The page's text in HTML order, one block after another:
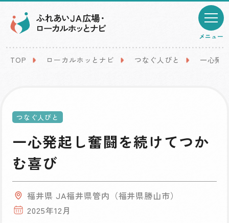
メニュー
TOP ローカルホッとナビ つなぐ人びと 一心発
つなぐ人びと
一心発起し奮闘を続けてつか
む喜び
福井県 JA福井県管内（福井県勝山市）
2025年12月